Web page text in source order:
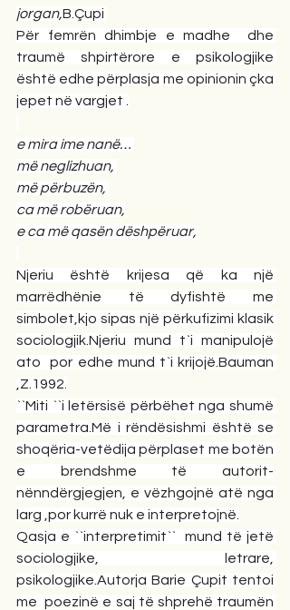
jorgan,B.Çupi
Për femrën dhimbje e madhe  dhe
traumë shpirtërore e psikologjike
është edhe përplasja me opinionin çka
jepet në vargjet .
e mira ime nanë…
më neglizhuan,
më përbuzën,
ca më robëruan,
e ca më qasën dëshpëruar,
Njeriu është krijesa që ka një
marrëdhënie të dyfishtë me
simbolet,kjo sipas një përkufizimi klasik
sociologjik.Njeriu mund t`i manipulojë
ato  por edhe mund t`i krijojë.Bauman
,Z.1992.
``Miti ``i letërsisë përbëhet nga shumë
parametra.Më i rëndësishmi është se
shoqëria-vetëdija përplaset me botën
e brendshme të autorit-
nënndërgjegjen, e vëzhgojnë atë nga
larg ,por kurrë nuk e interpretojnë.
Qasja e ``interpretimit``  mund të jetë
sociologjike, letrare,
psikologjike.Autorja Barie Çupit tentoi
me  poezinë e saj të shprehë traumën